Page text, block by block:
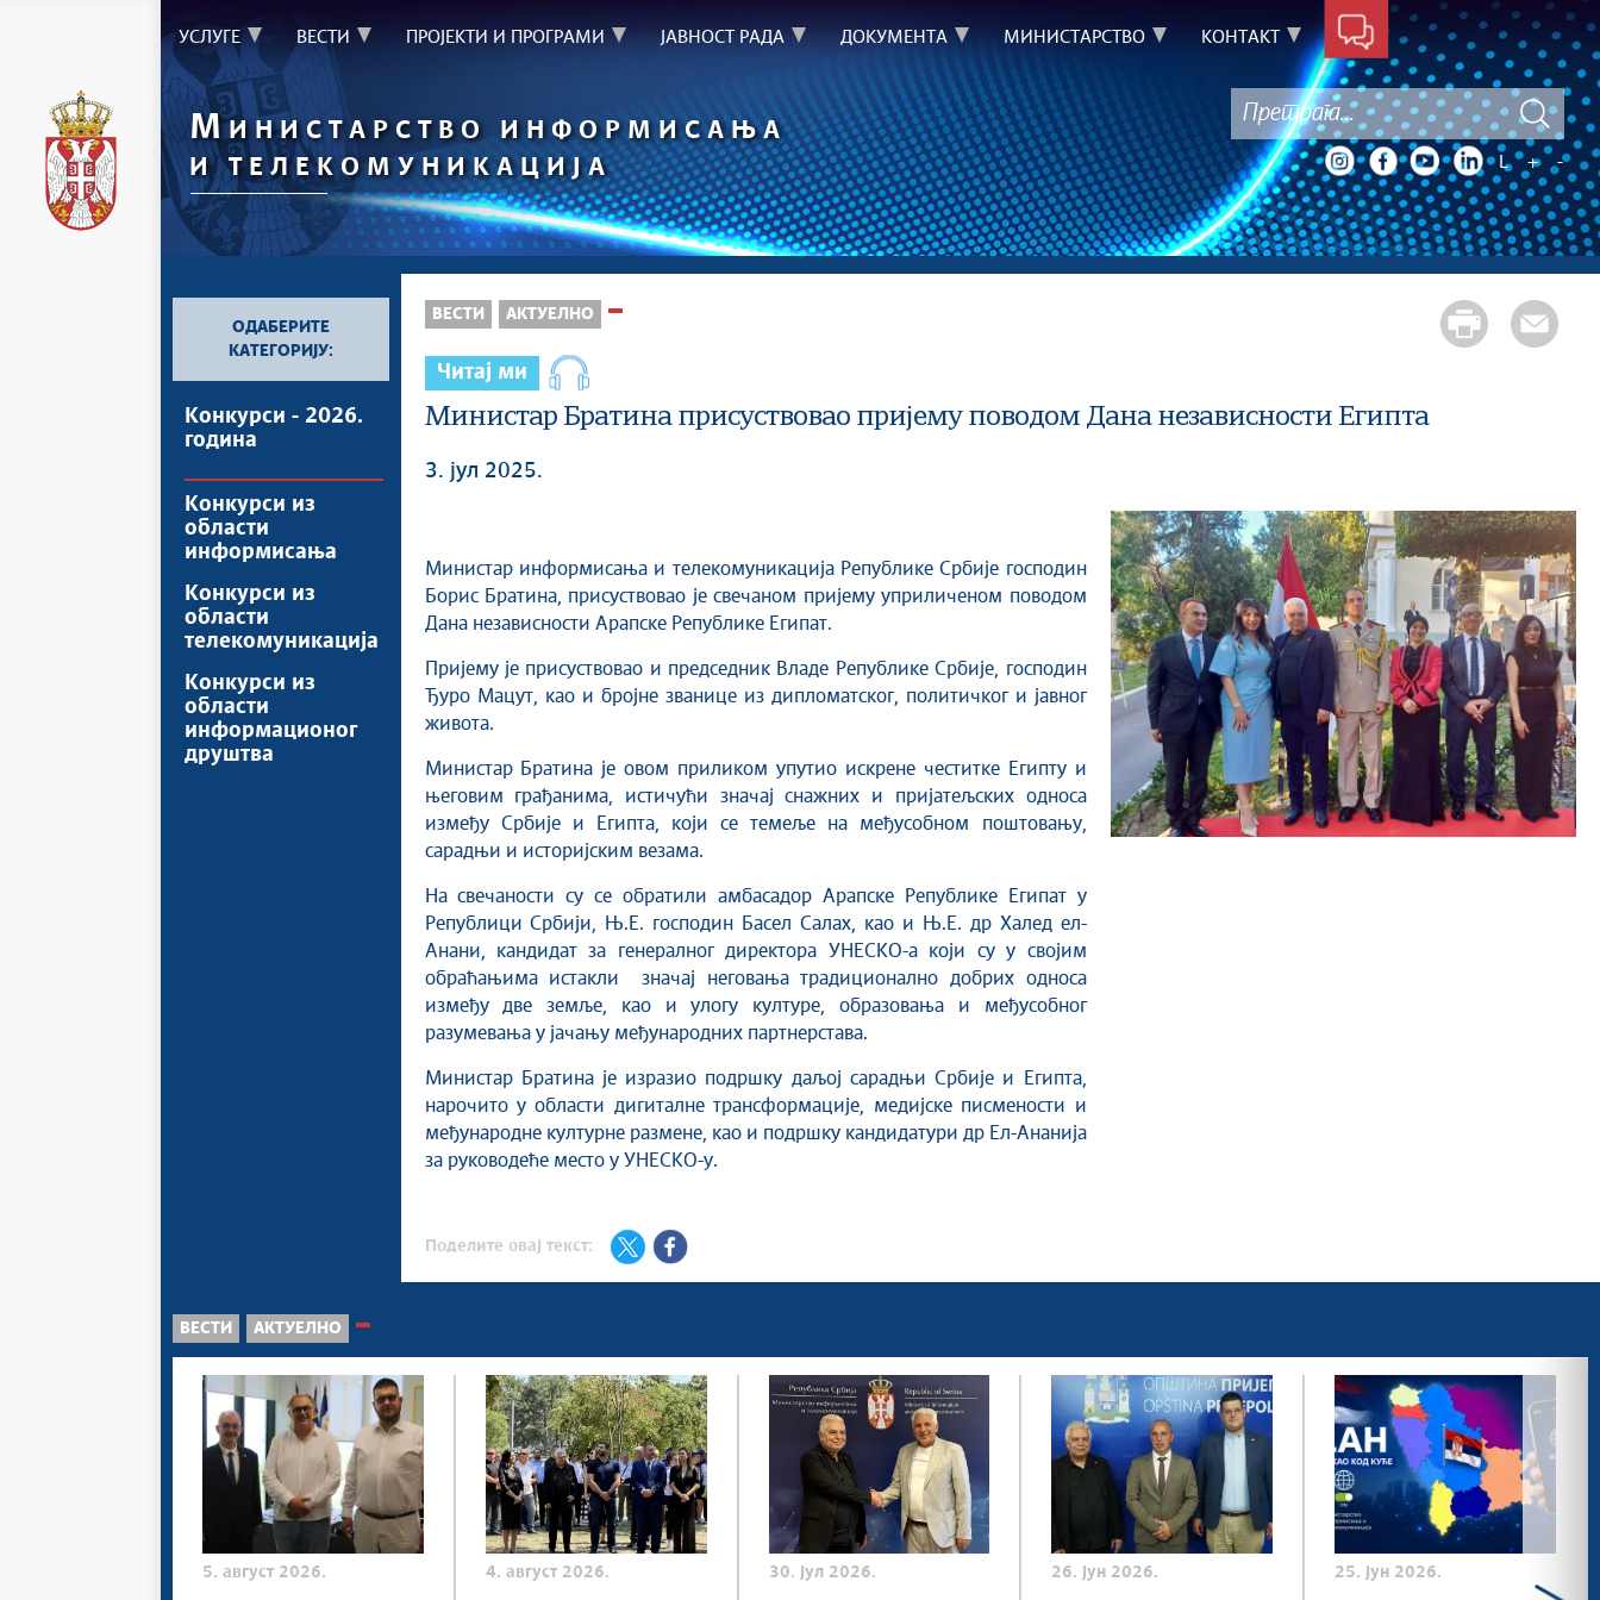
УСЛУГЕ ВЕСТИ ПРОЈЕКТИ И ПРОГРАМИ ЈАВНОСТ РАДА ДОКУМЕНТА МИНИСТАРСТВО КОНТАКТ
МИНИСТАРСТВО ИНФОРМИСАЊА
И ТЕЛЕКОМУНИКАЦИЈА
L + -
ОДАБЕРИТЕ
КАТЕГОРИЈУ:
Конкурси - 2026.
година
Конкурси из
области
информисања
Конкурси из
области
телекомуникација
Конкурси из
области
информационог
друштва
ВЕСТИ АКТУЕЛНО
Читај ми
Министар Братина присуствовао пријему поводом Дана независности Египта
3. јул 2025.
Министар информисања и телекомуникација Републике Србије господин
Борис Братина, присуствовао је свечаном пријему уприличеном поводом
Дана независности Арапске Републике Египат.
Пријему је присуствовао и председник Владе Републике Србије, господин
Ђуро Мацут, као и бројне званице из дипломатског, политичког и јавног
живота.
Министар Братина је овом приликом упутио искрене честитке Египту и
његовим грађанима, истичући значај снажних и пријатељских односа
између Србије и Египта, који се темеље на међусобном поштовању,
сарадњи и историјским везама.
На свечаности су се обратили амбасадор Арапске Републике Египат у
Републици Србији, Њ.Е. господин Басел Салах, као и Њ.Е. др Халед ел-
Анани, кандидат за генералног директора УНЕСКО-а који су у својим
обраћањима истакли значај неговања традиционално добрих односа
између две земље, као и улогу културе, образовања и међусобног
разумевања у јачању међународних партнерстава.
Министар Братина је изразио подршку даљој сарадњи Србије и Египта,
нарочито у области дигиталне трансформације, медијске писмености и
међународне културне размене, као и подршку кандидатури др Ел-Ананија
за руководеће место у УНЕСКО-у.
Поделите овај текст:
ВЕСТИ АКТУЕЛНО
5. август 2026. 4. август 2026. 30. јул 2026. 26. јун 2026. 25. јун 2026.